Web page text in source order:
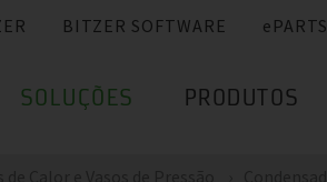
BITZER SOFTWARE ePARTS
SOLUÇÕES PRODUTOS